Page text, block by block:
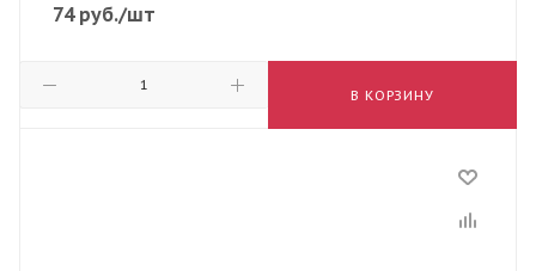
74руб./шт
В КОРЗИНУ